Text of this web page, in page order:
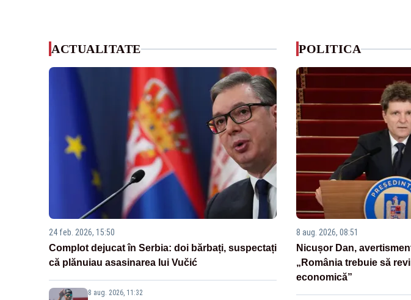
ACTUALITATE
24 feb. 2026, 15:50
Complot dejucat în Serbia: doi bărbați, suspectați
că plănuiau asasinarea lui Vučić
8 aug. 2026, 11:32
POLITICA
8 aug. 2026, 08:51
Nicușor Dan,
„România trebuie să
economică”